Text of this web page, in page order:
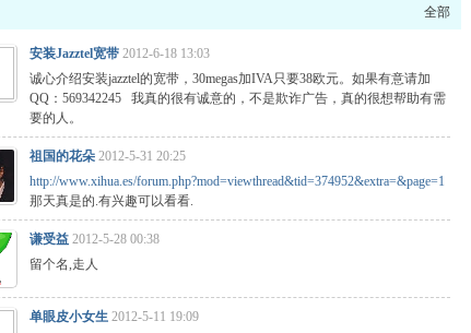
全部
安装Jazztel宽带 2012-6-18 13:03
诚心介绍安装jazztel的宽带，30megas加IVA只要38欧元。如果有意请加
QQ：569342245 我真的很有诚意的，不是欺诈广告，真的很想帮助有需
要的人。
祖国的花朵 2012-5-31 20:25
http://www.xihua.es/forum.php?mod=viewthread&tid=374952&extra=&page=1
那天真是的.有兴趣可以看看.
谦受益 2012-5-28 00:38
留个名,走人
单眼皮小女生 2012-5-11 19:09